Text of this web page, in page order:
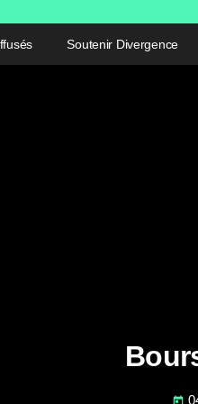
Soutenir Divergence
today